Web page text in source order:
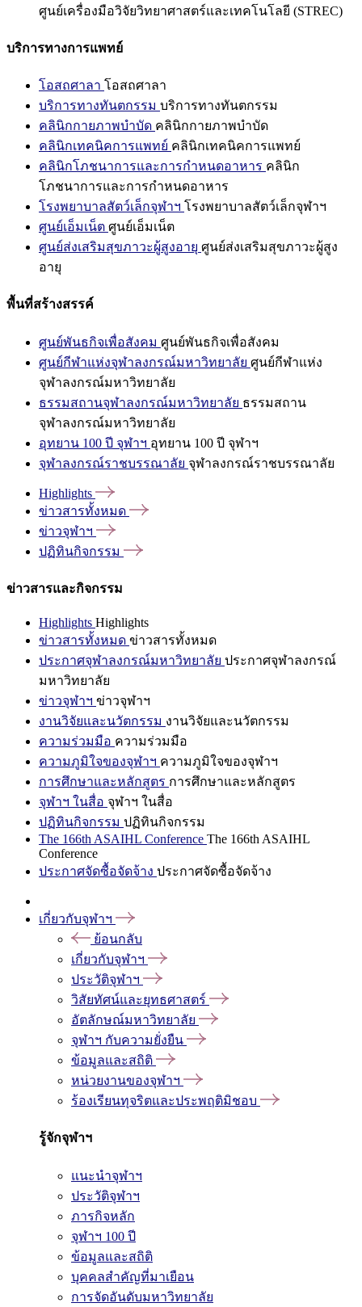
ศูนย์เครื่องมือวิจัยวิทยาศาสตร์และเทคโนโลยี (STREC)
บริการทางการแพทย์
โอสถศาลา โอสถศาลา
บริการทางทันตกรรม บริการทางทันตกรรม
คลินิกกายภาพบำบัด คลินิกกายภาพบำบัด
คลินิกเทคนิคการแพทย์ คลินิกเทคนิคการแพทย์
คลินิกโภชนาการและการกำหนดอาหาร คลินิก
โภชนาการและการกำหนดอาหาร
โรงพยาบาลสัตว์เล็กจุฬาฯ โรงพยาบาลสัตว์เล็กจุฬาฯ
ศูนย์เอ็มเน็ต ศูนย์เอ็มเน็ต
ศูนย์ส่งเสริมสุขภาวะผู้สูงอายุ ศูนย์ส่งเสริมสุขภาวะผู้สูง
อายุ
พื้นที่สร้างสรรค์
ศูนย์พันธกิจเพื่อสังคม ศูนย์พันธกิจเพื่อสังคม
ศูนย์กีฬาแห่งจุฬาลงกรณ์มหาวิทยาลัย ศูนย์กีฬาแห่ง
จุฬาลงกรณ์มหาวิทยาลัย
ธรรมสถานจุฬาลงกรณ์มหาวิทยาลัย ธรรมสถาน
จุฬาลงกรณ์มหาวิทยาลัย
อุทยาน 100 ปี จุฬาฯ อุทยาน 100 ปี จุฬาฯ
จุฬาลงกรณ์ราชบรรณาลัย จุฬาลงกรณ์ราชบรรณาลัย
Highlights
ข่าวสารทั้งหมด
ข่าวจุฬาฯ
ปฏิทินกิจกรรม
ข่าวสารและกิจกรรม
Highlights Highlights
ข่าวสารทั้งหมด ข่าวสารทั้งหมด
ประกาศจุฬาลงกรณ์มหาวิทยาลัย ประกาศจุฬาลงกรณ์
มหาวิทยาลัย
ข่าวจุฬาฯ ข่าวจุฬาฯ
งานวิจัยและนวัตกรรม งานวิจัยและนวัตกรรม
ความร่วมมือ ความร่วมมือ
ความภูมิใจของจุฬาฯ ความภูมิใจของจุฬาฯ
การศึกษาและหลักสูตร การศึกษาและหลักสูตร
จุฬาฯ ในสื่อ จุฬาฯ ในสื่อ
ปฏิทินกิจกรรม ปฏิทินกิจกรรม
The 166th ASAIHL Conference The 166th ASAIHL
Conference
ประกาศจัดซื้อจัดจ้าง ประกาศจัดซื้อจัดจ้าง
เกี่ยวกับจุฬาฯ
ย้อนกลับ
เกี่ยวกับจุฬาฯ
ประวัติจุฬาฯ
วิสัยทัศน์และยุทธศาสตร์
อัตลักษณ์มหาวิทยาลัย
จุฬาฯ กับความยั่งยืน
ข้อมูลและสถิติ
หน่วยงานของจุฬาฯ
ร้องเรียนทุจริตและประพฤติมิชอบ
รู้จักจุฬาฯ
แนะนำจุฬาฯ
ประวัติจุฬาฯ
ภารกิจหลัก
จุฬาฯ 100 ปี
ข้อมูลและสถิติ
บุคคลสำคัญที่มาเยือน
การจัดอันดับมหาวิทยาลัย